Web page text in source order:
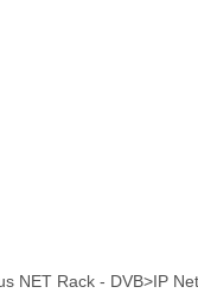
NET Rack - DVB>IP